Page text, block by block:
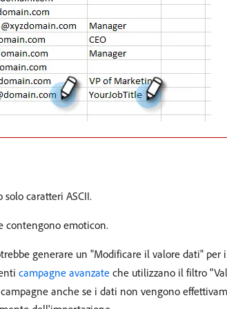
caratteri ASCII.
emoticon.
generare un "Modificare il valore dati" per
campagne avanzate che utilizzano il filtro
anche se i dati non vengono